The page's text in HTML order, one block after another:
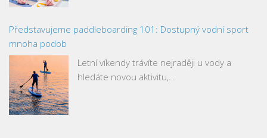
Představujeme paddleboarding 101: Dostupný vodní sport
mnoha podob
Letní víkendy trávíte nejraději u vody a
hledáte novou aktivitu,…